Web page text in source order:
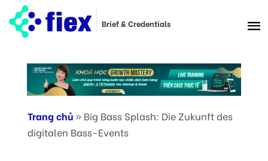
Brief & Credentials
Trang chủ » Big Bass Splash: Die Zukunft des
digitalen Bass-Events